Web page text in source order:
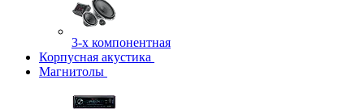
3-х компонентная
Корпусная акустика
Магнитолы